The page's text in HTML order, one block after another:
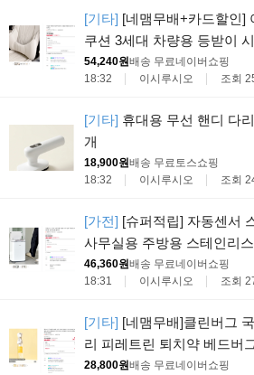
[기타] [네맴무배+카드할인]
쿠션 3세대 차량용 등받이
54,240원배송 무료네이버쇼핑
18:32
이시루시오 조회
[기타] 휴대용 무선 핸디 다
개
18,900원배송 무료토스쇼핑
18:32
이시루시오 조회
[가전] [슈퍼적립] 자동센서
사무실용 주방용 스테인리
46,360원배송 무료네이버쇼핑
18:31
이시루시오 조회
[기타] [네맴무배]클린버그
리 피레트린 퇴치약 베드버
28,800원배송 무료네이버쇼핑